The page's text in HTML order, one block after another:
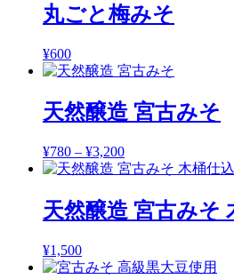
丸ごと梅みそ
¥600
天然醸造 宮古みそ
¥780 – ¥3,200価
格
¥780
–
天然醸造 宮古みそ
¥1,500